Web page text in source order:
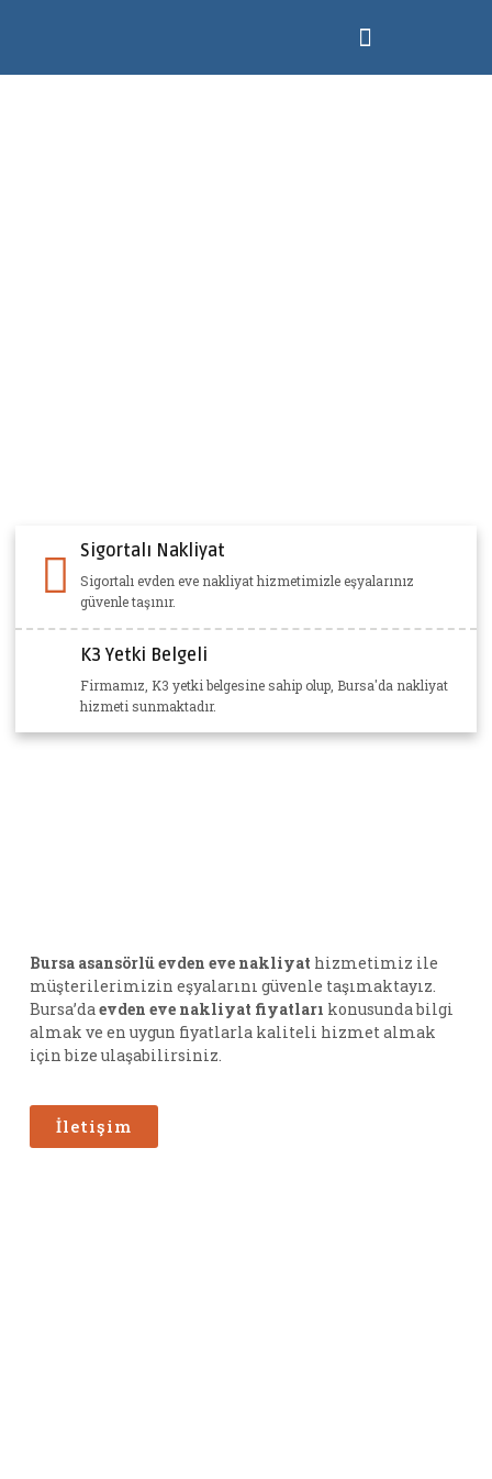
Sigortalı Nakliyat
Sigortalı evden eve nakliyat hizmetimizle eşyalarınız
güvenle taşınır.
K3 Yetki Belgeli
Firmamız, K3 yetki belgesine sahip olup, Bursa'da nakliyat
hizmeti sunmaktadır.
Bursa asansörlü evden eve nakliyat hizmetimiz ile
müşterilerimizin eşyalarını güvenle taşımaktayız.
Bursa’daevden eve nakliyat fiyatları konusunda bilgi
almak ve en uygun fiyatlarla kaliteli hizmet almak
için bize ulaşabilirsiniz.
İletişim